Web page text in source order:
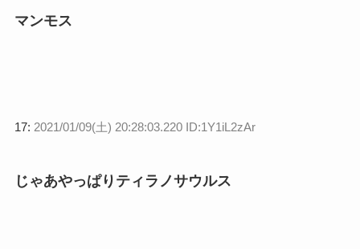
マンモス
17: 2021/01/09(土) 20:28:03.220 ID:1Y1iL2zAr
じゃあやっぱりティラノサウルス